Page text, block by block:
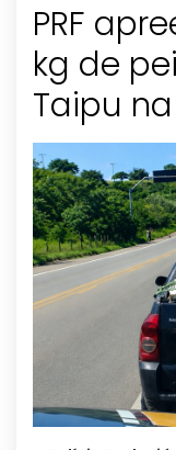
PRF
kg de
Taipu